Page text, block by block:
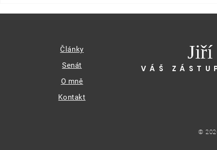
Články
Senát
O mně
Kontakt
Jiří
VÁŠ
©